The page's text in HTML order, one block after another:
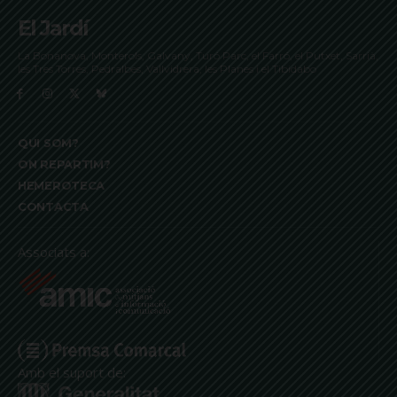
El Jardí
La Bonanova, Monterols, Galvany, Turó Parc, el Farró, el Putxet, Sarrià,
les Tres Torres, Pedralbes, Vallvidrera, les Planes i el Tibidabo
QUI SOM?
ON REPARTIM?
HEMEROTECA
CONTACTA
Associats a:
Amb el suport de: